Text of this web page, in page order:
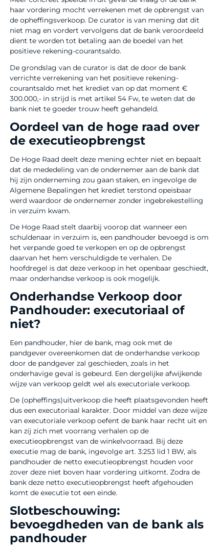
haar vordering mocht verrekenen met de opbrengst van
de opheffingsverkoop. De curator is van mening dat dit
niet mag en vordert vervolgens dat de bank veroordeeld
dient te worden tot betaling aan de boedel van het
positieve rekening-courantsaldo.
De grondslag van de curator is dat de door de bank
verrichte verrekening van het positieve rekening-
courantsaldo met het krediet van op dat moment €
300.000,- in strijd is met artikel 54 Fw, te weten dat de
bank niet te goeder trouw heeft gehandeld.
Oordeel van de hoge raad over
de executieopbrengst
De Hoge Raad deelt deze mening echter niet en bepaalt
dat de mededeling van de ondernemer aan de bank dat
hij zijn onderneming zou gaan staken, en ingevolge de
Algemene Bepalingen het krediet terstond opeisbaar
werd waardoor de ondernemer zonder ingebrekestelling
in verzuim kwam.
De Hoge Raad stelt daarbij voorop dat wanneer een
schuldenaar in verzuim is, een pandhouder bevoegd is om
het verpande goed te verkopen en op de opbrengst
daarvan het hem verschuldigde te verhalen. De
hoofdregel is dat deze verkoop in het openbaar geschiedt,
maar onderhandse verkoop is ook mogelijk.
Onderhandse Verkoop door
Pandhouder: executoriaal of
niet?
Een pandhouder, hier de bank, mag ook met de
pandgever overeenkomen dat de onderhandse verkoop
door de pandgever zal geschieden, zoals in het
onderhavige geval is gebeurd. Een dergelijke afwijkende
wijze van verkoop geldt wel als executoriale verkoop.
De (opheffings)uitverkoop die heeft plaatsgevonden heeft
dus een executoriaal karakter. Door middel van deze wijze
van executoriale verkoop oefent de bank haar recht uit en
kan zij zich met voorrang verhalen op de
executieopbrengst van de winkelvoorraad. Bij deze
executie mag de bank, ingevolge art. 3:253 lid 1 BW, als
pandhouder de netto executieopbrengst houden voor
zover deze niet boven haar vordering uitkomt. Zodra de
bank deze netto executieopbrengst heeft afgehouden
komt de executie tot een einde.
Slotbeschouwing:
bevoegdheden van de bank als
pandhouder